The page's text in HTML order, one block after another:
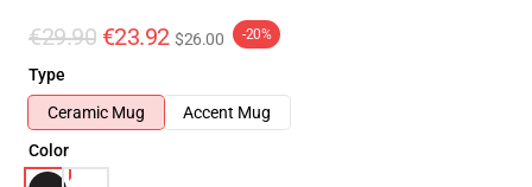
€29.90 €23.92 $26.00 -20%
Type
Ceramic Mug
Accent Mug
Color